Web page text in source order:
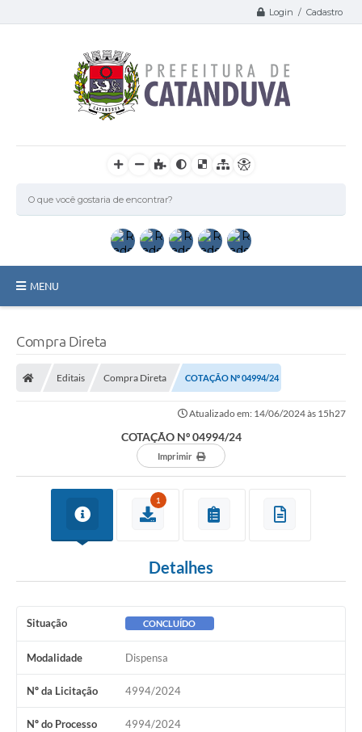
Login / Cadastro
MENU
Galeria de Fotos
Arquivos para Download
Carta de Serviços
Notícias
Compra Direta
Editais Compra Direta COTAÇÃO Nº 04994/24
Atualizado em: 14/06/2024 às 15h27
COTAÇÃO Nº 04994/24
Imprimir
1
Detalhes
Situação CONCLUÍDO
Modalidade Dispensa
Nº da Licitação 4994/2024
Nº do Processo 4994/2024